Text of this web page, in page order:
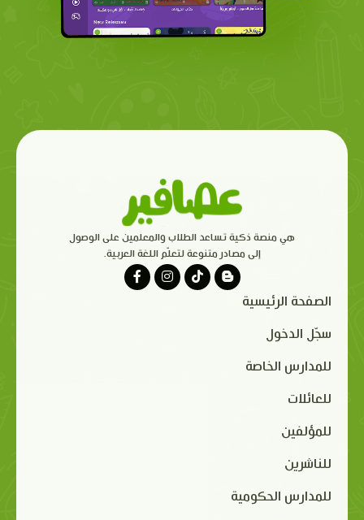
هي منصة ذكية تساعد الطلاب والمعلمين على الوصول
إلى مصادر متنوعة لتعلّم اللغة العربية.
الصفحة الرئيسية
سجّل الدخول
للمدارس الخاصة
للعائلات
للمؤلفين
للناشرين
للمدارس الحكومية